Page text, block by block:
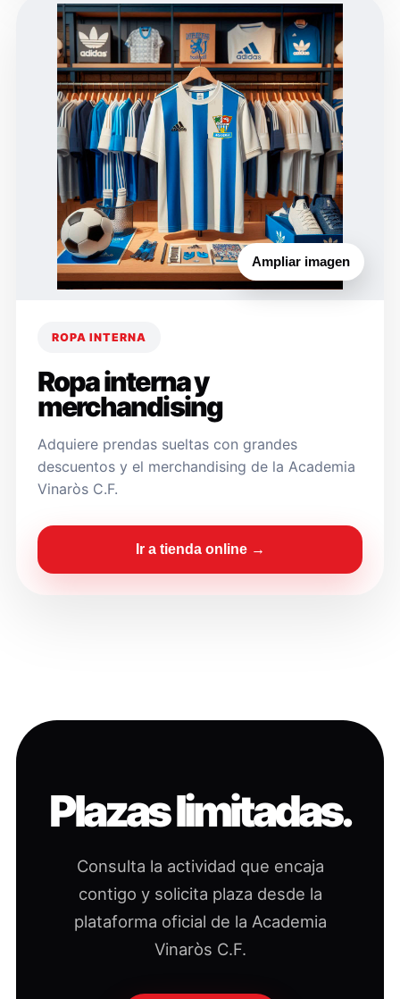
Ampliar imagen
ROPA INTERNA
Ropa interna y
merchandising
Adquiere prendas sueltas con grandes
descuentos y el merchandising de la Academia
Vinaròs C.F.
Ir a tienda online →
Plazas limitadas.
Consulta la actividad que encaja
contigo y solicita plaza desde la
plataforma oficial de la Academia
Vinaròs C.F.